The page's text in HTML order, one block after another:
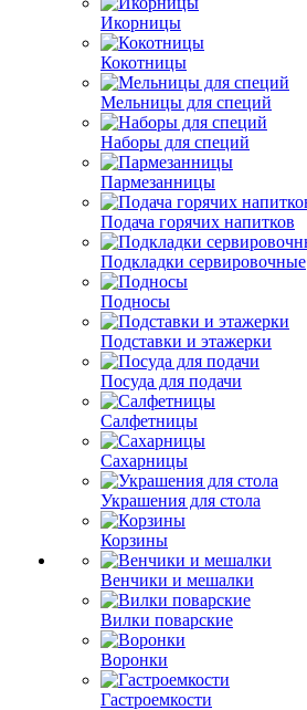
Икорницы
Кокотницы
Мельницы для специй
Наборы для специй
Пармезанницы
Подача горячих напитков
Подкладки сервировочные
Подносы
Подставки и этажерки
Посуда для подачи
Салфетницы
Сахарницы
Украшения для стола
Корзины
Венчики и мешалки
Вилки поварские
Воронки
Гастроемкости